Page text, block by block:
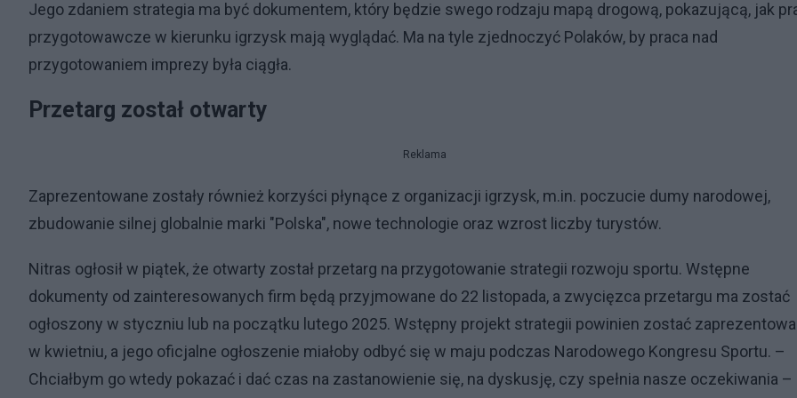
Jego zdaniem strategia ma być dokumentem, który będzie swego rodzaju mapą drogową, pokazującą, jak
przygotowawcze w kierunku igrzysk mają wyglądać. Ma na tyle zjednoczyć Polaków, by praca nad
przygotowaniem imprezy była ciągła.
Przetarg został otwarty
Reklama
Zaprezentowane zostały również korzyści płynące z organizacji igrzysk, m.in. poczucie dumy narodowej,
zbudowanie silnej globalnie marki "Polska", nowe technologie oraz wzrost liczby turystów.
Nitras ogłosił w piątek, że otwarty został przetarg na przygotowanie strategii rozwoju sportu. Wstępne
dokumenty od zainteresowanych firm będą przyjmowane do 22 listopada, a zwycięzca przetargu ma zostać
ogłoszony w styczniu lub na początku lutego 2025. Wstępny projekt strategii powinien zostać
w kwietniu, a jego oficjalne ogłoszenie miałoby odbyć się w maju podczas Narodowego Kongresu Sportu. –
Chciałbym go wtedy pokazać i dać czas na zastanowienie się, na dyskusję, czy spełnia nasze oczekiwania –